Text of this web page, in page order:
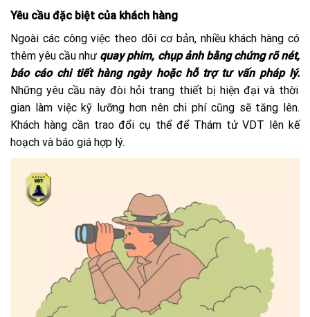
Yêu cầu đặc biệt của khách hàng
Ngoài các công việc theo dõi cơ bản, nhiều khách hàng có
thêm yêu cầu như quay phim, chụp ảnh bằng chứng rõ nét,
báo cáo chi tiết hàng ngày hoặc hỗ trợ tư vấn pháp lý.
Những yêu cầu này đòi hỏi trang thiết bị hiện đại và thời
gian làm việc kỹ lưỡng hơn nên chi phí cũng sẽ tăng lên.
Khách hàng cần trao đổi cụ thể để Thám tử VDT lên kế
hoạch và báo giá hợp lý.